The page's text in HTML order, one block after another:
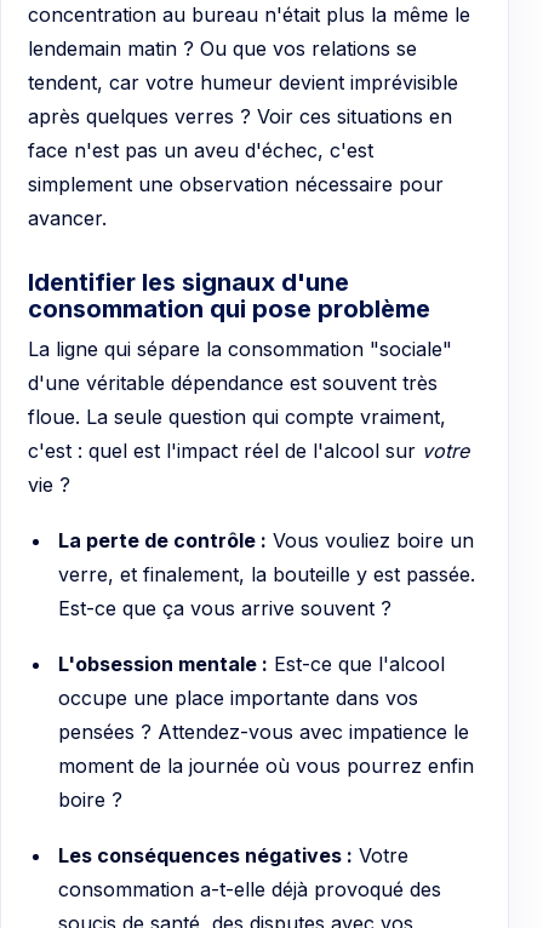
concentration au bureau n'était plus la même le
lendemain matin ? Ou que vos relations se
tendent, car votre humeur devient imprévisible
après quelques verres ? Voir ces situations en
face n'est pas un aveu d'échec, c'est
simplement une observation nécessaire pour
avancer.
Identifier les signaux d'une
consommation qui pose problème
La ligne qui sépare la consommation "sociale"
d'une véritable dépendance est souvent très
floue. La seule question qui compte vraiment,
c'est : quel est l'impact réel de l'alcool sur votre
vie ?
La perte de contrôle : Vous vouliez boire un
verre, et finalement, la bouteille y est passée.
Est-ce que ça vous arrive souvent ?
L'obsession mentale : Est-ce que l'alcool
occupe une place importante dans vos
pensées ? Attendez-vous avec impatience le
moment de la journée où vous pourrez enfin
boire ?
Les conséquences négatives : Votre
consommation a-t-elle déjà provoqué des
soucis de santé, des disputes avec vos